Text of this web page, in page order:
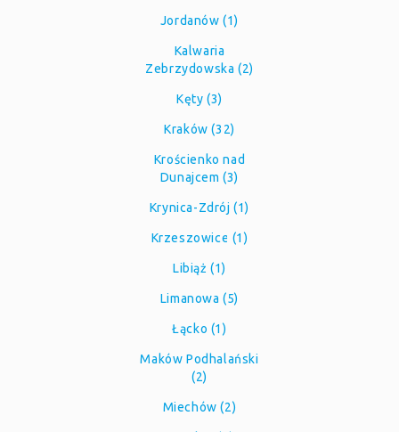
Jordanów (1)
Kalwaria
Zebrzydowska (2)
Kęty (3)
Kraków (32)
Krościenko nad
Dunajcem (3)
Krynica-Zdrój (1)
Krzeszowice (1)
Libiąż (1)
Limanowa (5)
Łącko (1)
Maków Podhalański
(2)
Miechów (2)